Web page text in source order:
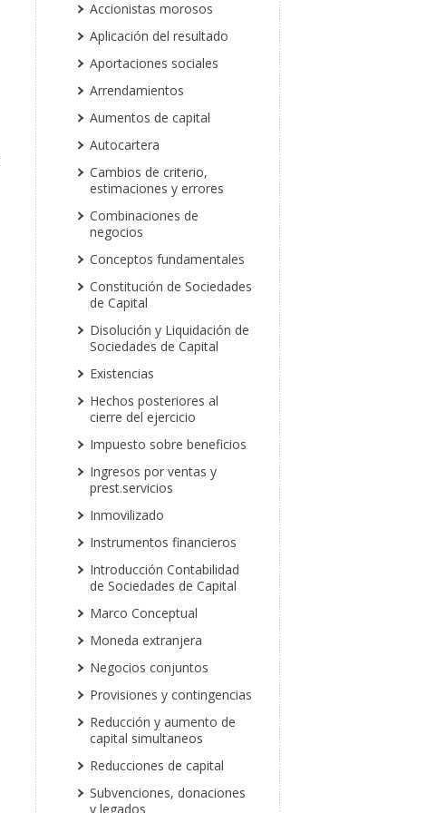
Accionistas morosos
Aplicación del resultado
Aportaciones sociales
Arrendamientos
Aumentos de capital
Autocartera
Cambios de criterio,
estimaciones y errores
Combinaciones de
negocios
Conceptos fundamentales
Constitución de Sociedades
de Capital
Disolución y Liquidación de
Sociedades de Capital
Existencias
Hechos posteriores al
cierre del ejercicio
Impuesto sobre beneficios
Ingresos por ventas y
prest.servicios
Inmovilizado
Instrumentos financieros
Introducción Contabilidad
de Sociedades de Capital
Marco Conceptual
Moneda extranjera
Negocios conjuntos
Provisiones y contingencias
Reducción y aumento de
capital simultaneos
Reducciones de capital
Subvenciones, donaciones
y legados